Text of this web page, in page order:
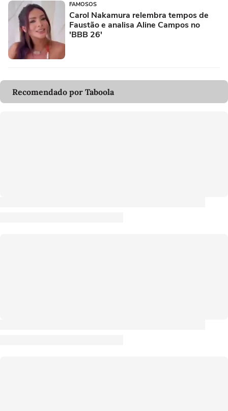
FAMOSOS
Carol Nakamura relembra tempos de
Faustão e analisa Aline Campos no
'BBB 26'
Recomendado por Taboola